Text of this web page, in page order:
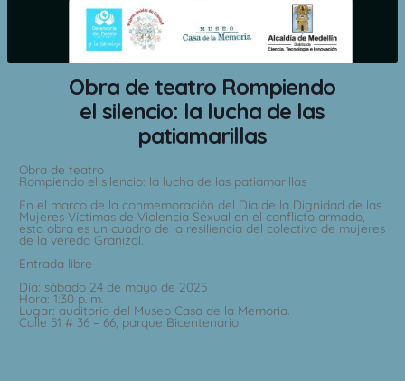
Obra de teatro Rompiendo
el silencio: la lucha de las
patiamarillas
Obra de teatro
Rompiendo el silencio: la lucha de las patiamarillas
En el marco de la conmemoración del Día de la Dignidad de las
Mujeres Víctimas de Violencia Sexual en el conflicto armado,
esta obra es un cuadro de la resiliencia del colectivo de mujeres
de la vereda Granizal.
Entrada libre
Día: sábado 24 de mayo de 2025
Hora: 1:30 p. m.
Lugar: auditorio del Museo Casa de la Memoria.
Calle 51 # 36 – 66, parque Bicentenario.